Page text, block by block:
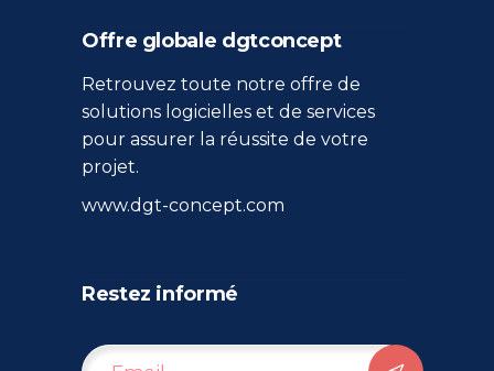
Offre globale dgtconcept
Retrouvez toute notre offre de
solutions logicielles et de services
pour assurer la réussite de votre
projet.
www.dgt-concept.com
Restez informé